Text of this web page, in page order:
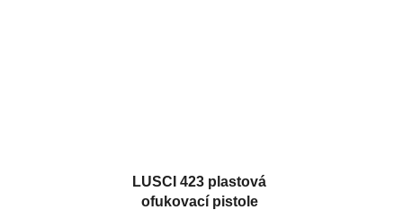
LUSCI 423 plastová
ofukovací pistole